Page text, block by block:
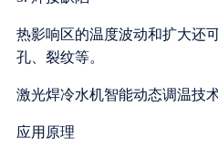
热影响区的温度波动和扩大还
孔、裂纹等。
激光焊冷水机智能动态调温技
应用原理